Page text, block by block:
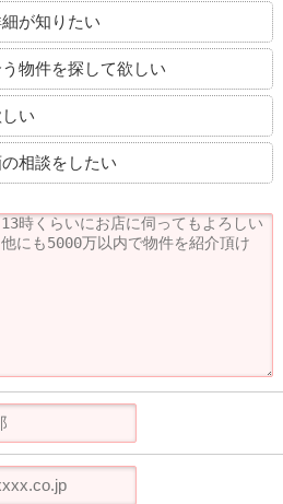
が知りたい
物件を探して欲しい
い
相談をしたい